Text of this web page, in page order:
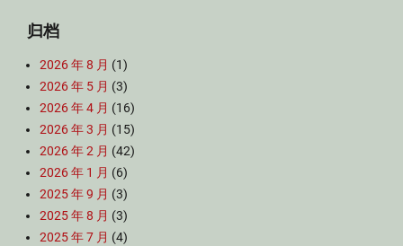
归档
2026 年 8 月 (1)
2026 年 5 月 (3)
2026 年 4 月 (16)
2026 年 3 月 (15)
2026 年 2 月 (42)
2026 年 1 月 (6)
2025 年 9 月 (3)
2025 年 8 月 (3)
2025 年 7 月 (4)